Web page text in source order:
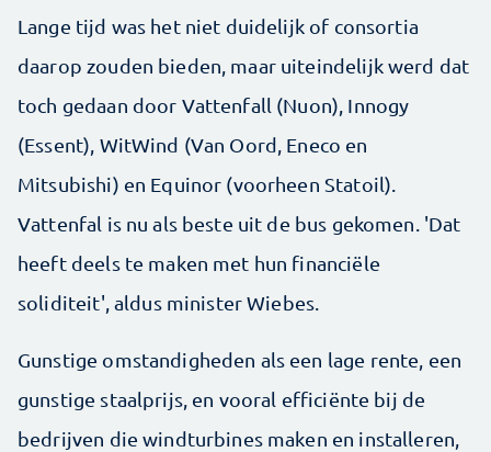
Lange tijd was het niet duidelijk of consortia
daarop zouden bieden, maar uiteindelijk werd dat
toch gedaan door Vattenfall (Nuon), Innogy
(Essent), WitWind (Van Oord, Eneco en
Mitsubishi) en Equinor (voorheen Statoil).
Vattenfal is nu als beste uit de bus gekomen. 'Dat
heeft deels te maken met hun financiële
soliditeit', aldus minister Wiebes.
Gunstige omstandigheden als een lage rente, een
gunstige staalprijs, en vooral efficiënte bij de
bedrijven die windturbines maken en installeren,